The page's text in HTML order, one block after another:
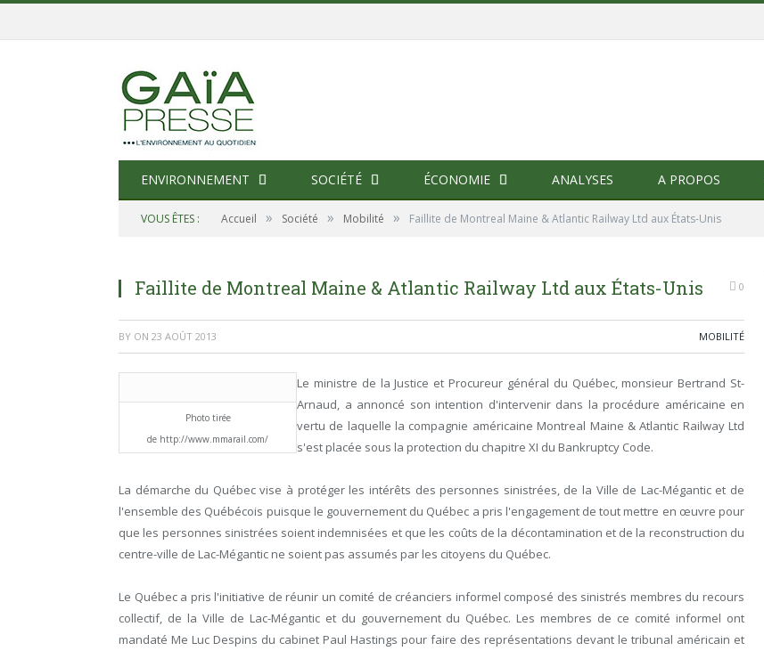
ENVIRONNEMENT SOCIÉTÉ ÉCONOMIE ANALYSES A PROPOS
VOUS ÊTES : Accueil » Société » Mobilité » Faillite de Montreal Maine & Atlantic Railway Ltd aux États-Unis
Faillite de Montreal Maine & Atlantic Railway Ltd aux États-Unis 0
BY ON 23 AOÛT 2013 MOBILITÉ
Photo tirée
de http://www.mmarail.com/
Le ministre de la Justice et Procureur général du Québec, monsieur Bertrand St-
Arnaud, a annoncé son intention d'intervenir dans la procédure américaine en
vertu de laquelle la compagnie américaine Montreal Maine & Atlantic Railway Ltd
s'est placée sous la protection du chapitre XI du Bankruptcy Code.
La démarche du Québec vise à protéger les intérêts des personnes sinistrées, de la Ville de Lac-Mégantic et de
l'ensemble des Québécois puisque le gouvernement du Québec a pris l'engagement de tout mettre en œuvre pour
que les personnes sinistrées soient indemnisées et que les coûts de la décontamination et de la reconstruction du
centre-ville de Lac-Mégantic ne soient pas assumés par les citoyens du Québec.
Le Québec a pris l'initiative de réunir un comité de créanciers informel composé des sinistrés membres du recours
collectif, de la Ville de Lac-Mégantic et du gouvernement du Québec. Les membres de ce comité informel ont
mandaté Me Luc Despins du cabinet Paul Hastings pour faire des représentations devant le tribunal américain et